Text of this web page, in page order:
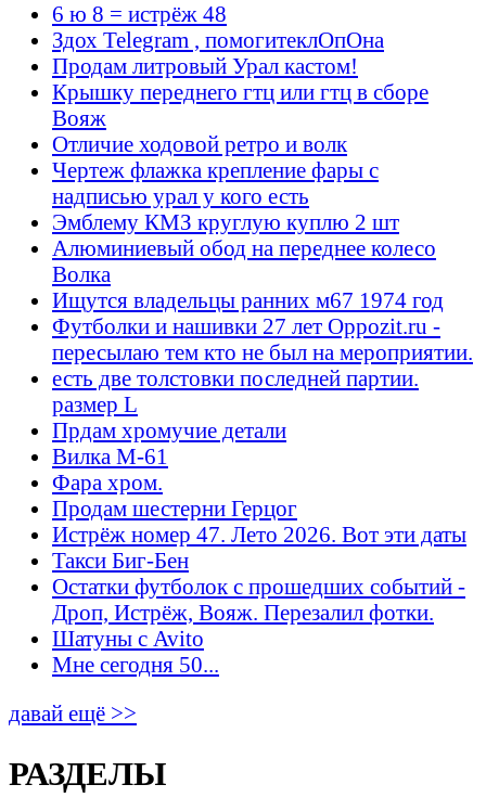
6 ю 8 = истрёж 48
Здох Telegram , помогитеклОпОна
Продам литровый Урал кастом!
Крышку переднего гтц или гтц в сборе
Вояж
Отличие ходовой ретро и волк
Чертеж флажка крепление фары с
надписью урал у кого есть
Эмблему КМЗ круглую куплю 2 шт
Алюминиевый обод на переднее колесо
Волка
Ищутся владельцы ранних м67 1974 год
Футболки и нашивки 27 лет Oppozit.ru -
пересылаю тем кто не был на мероприятии.
есть две толстовки последней партии.
размер L
Прдам хромучие детали
Вилка М-61
Фара хром.
Продам шестерни Герцог
Истрёж номер 47. Лето 2026. Вот эти даты
Такси Биг-Бен
Остатки футболок с прошедших событий -
Дроп, Истрёж, Вояж. Перезалил фотки.
Шатуны с Avito
Мне сегодня 50...
давай ещё >>
РАЗДЕЛЫ